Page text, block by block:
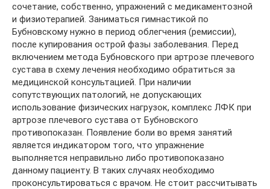
сочетание, собственно, упражнений с медикаментозной
и физиотерапией. Заниматься гимнастикой по
Бубновскому нужно в период облегчения (ремиссии),
после купирования острой фазы заболевания. Перед
включением метода Бубновского при артрозе плечевого
сустава в схему лечения необходимо обратиться за
медицинской консультацией. При наличии
сопутствующих патологий, не допускающих
использование физических нагрузок, комплекс ЛФК при
артрозе плечевого сустава от Бубновского
противопоказан. Появление боли во время занятий
является индикатором того, что упражнение
выполняется неправильно либо противопоказано
данному пациенту. В таких случаях необходимо
проконсультироваться с врачом. Не стоит рассчитывать